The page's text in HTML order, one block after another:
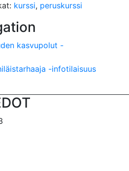
kurssi, peruskurssi
kasvupolut -
-infotilaisuus